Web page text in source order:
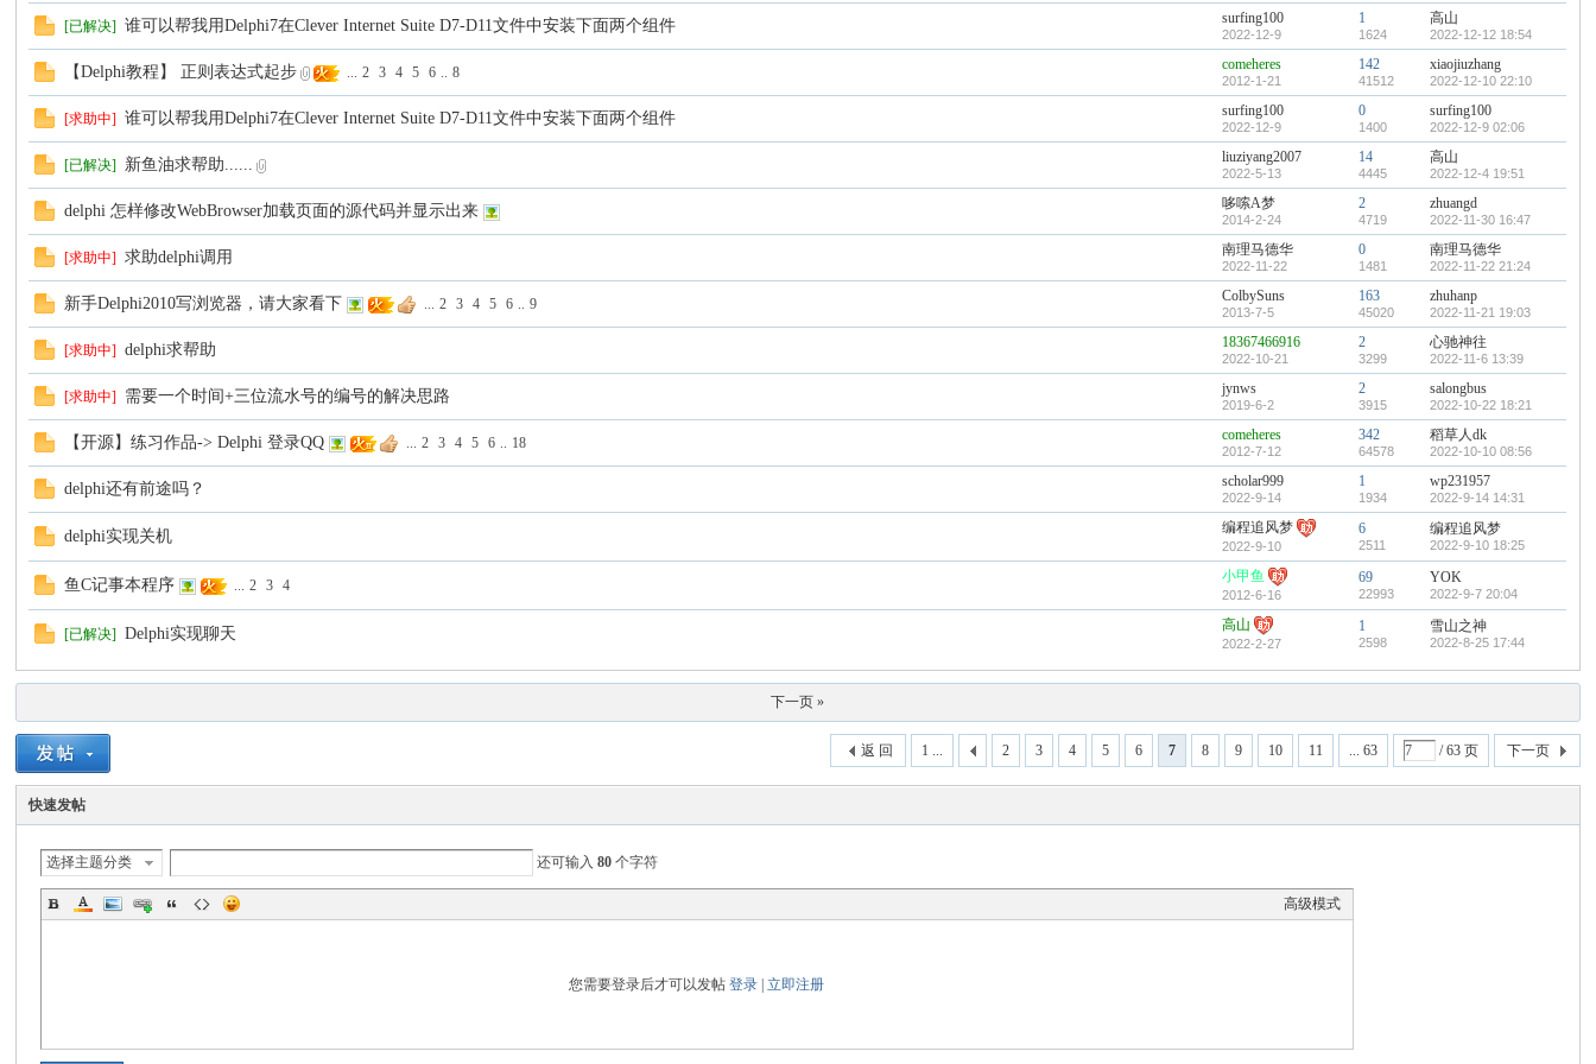
[已解决] 谁可以帮我用Delphi7在Clever Internet Suite D7-D11文件中安装下面两个组件 surfing100
2022-12-9
1
1624
高山
2022-12-12 18:54
【Delphi教程】 正则表达式起步 ... 2 3 4 5 6 .. 8 comeheres
2012-1-21
142
41512
xiaojiuzhang
2022-12-10 22:10
[求助中] 谁可以帮我用Delphi7在Clever Internet Suite D7-D11文件中安装下面两个组件 surfing100
2022-12-9
0
1400
surfing100
2022-12-9 02:06
[已解决] 新鱼油求帮助...... liuziyang2007
2022-5-13
14
4445
高山
2022-12-4 19:51
delphi 怎样修改WebBrowser加载页面的源代码并显示出来 哆嗦A梦
2014-2-24
2
4719
zhuangd
2022-11-30 16:47
[求助中] 求助delphi调用 南理马德华
2022-11-22
0
1481
南理马德华
2022-11-22 21:24
新手Delphi2010写浏览器，请大家看下 ... 2 3 4 5 6 .. 9 ColbySuns
2013-7-5
163
45020
zhuhanp
2022-11-21 19:03
[求助中] delphi求帮助 18367466916
2022-10-21
2
3299
心驰神往
2022-11-6 13:39
[求助中] 需要一个时间+三位流水号的编号的解决思路 jynws
2019-6-2
2
3915
salongbus
2022-10-22 18:21
【开源】练习作品-> Delphi 登录QQ ... 2 3 4 5 6 .. 18 comeheres
2012-7-12
342
64578
稻草人dk
2022-10-10 08:56
delphi还有前途吗？ scholar999
2022-9-14
1
1934
wp231957
2022-9-14 14:31
delphi实现关机 编程追风梦
2022-9-10
6
2511
编程追风梦
2022-9-10 18:25
鱼C记事本程序 ... 2 3 4
小甲鱼
2012-6-16
69
22993
YOK
2022-9-7 20:04
[已解决] Delphi实现聊天 高山
2022-2-27
1
2598
雪山之神
2022-8-25 17:44
下一页 »
1 ... 2 3 4 5 6 7 8 9 10 11 ... 63 / 63 页 下一页
返 回
快速发帖
选择主题分类 还可输入80 个字符
高级模式
您需要登录后才可以发帖登录 |立即注册